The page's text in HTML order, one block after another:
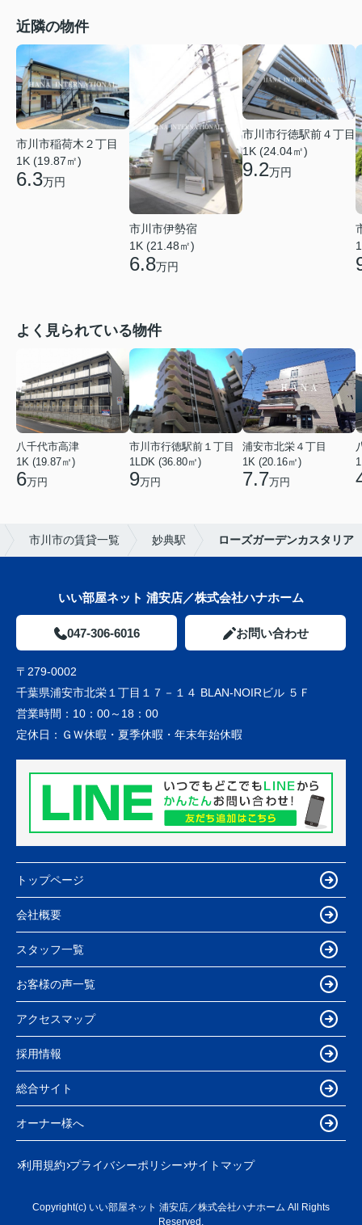
近隣の物件
市川市稲荷木２丁目
1K (19.87㎡)
6.3万円
市川市伊勢宿
1K (21.48㎡)
6.8万円
市川市行徳駅前４丁目
1K (24.04㎡)
9.2万円
よく見られている物件
八千代市高津
1K (19.87㎡)
6万円
市川市行徳駅前１丁目
1LDK (36.80㎡)
9万円
浦安市北栄４丁目
1K (20.16㎡)
7.7万円
市川市の賃貸一覧 妙典駅 ローズガーデンカスタリア
いい部屋ネット 浦安店／株式会社ハナホーム
047-306-6016 お問い合わせ
〒279-0002
千葉県浦安市北栄１丁目１７－１４ BLAN-NOIRビル ５Ｆ
営業時間： 10：00～18：00
定休日： ＧＷ休暇・夏季休暇・年末年始休暇
トップページ
会社概要
スタッフ一覧
お客様の声一覧
アクセスマップ
採用情報
総合サイト
オーナー様へ
利用規約 プライバシーポリシー サイトマップ
Copyright(c) いい部屋ネット 浦安店／株式会社ハナホーム All Rights
Reserved.